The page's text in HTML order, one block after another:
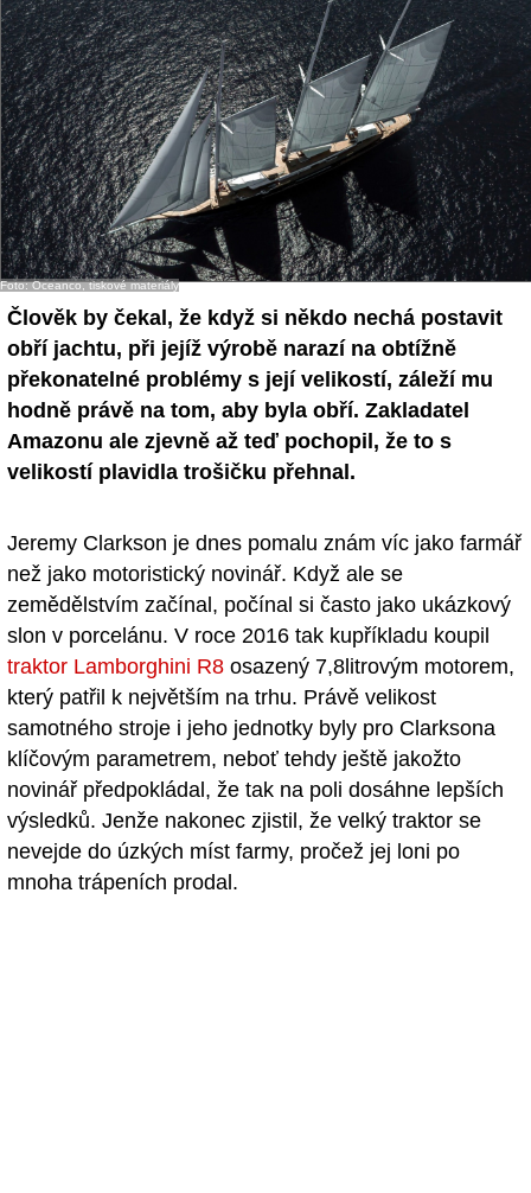
Foto: Oceanco, tiskové materiály
Člověk by čekal, že když si někdo nechá postavit
obří jachtu, při jejíž výrobě narazí na obtížně
překonatelné problémy s její velikostí, záleží mu
hodně právě na tom, aby byla obří. Zakladatel
Amazonu ale zjevně až teď pochopil, že to s
velikostí plavidla trošičku přehnal.
Jeremy Clarkson je dnes pomalu znám víc jako farmář
než jako motoristický novinář. Když ale se
zemědělstvím začínal, počínal si často jako ukázkový
slon v porcelánu. V roce 2016 tak kupříkladu koupil
traktor Lamborghini R8 osazený 7,8litrovým motorem,
který patřil k největším na trhu. Právě velikost
samotného stroje i jeho jednotky byly pro Clarksona
klíčovým parametrem, neboť tehdy ještě jakožto
novinář předpokládal, že tak na poli dosáhne lepších
výsledků. Jenže nakonec zjistil, že velký traktor se
nevejde do úzkých míst farmy, pročež jej loni po
mnoha trápeních prodal.